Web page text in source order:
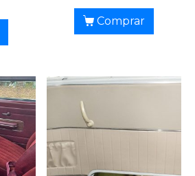
Comprar